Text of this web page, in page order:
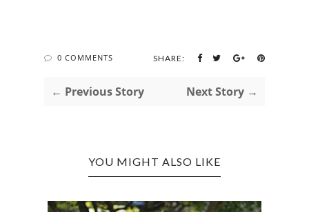
0 COMMENTS SHARE:
← Previous Story Next Story →
YOU MIGHT ALSO LIKE